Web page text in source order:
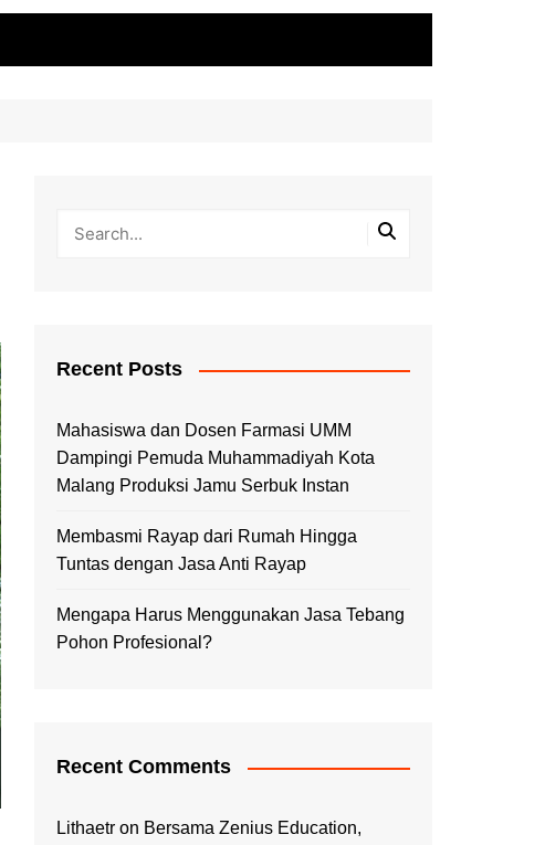
Recent Posts
Mahasiswa dan Dosen Farmasi UMM
Dampingi Pemuda Muhammadiyah Kota
Malang Produksi Jamu Serbuk Instan
Membasmi Rayap dari Rumah Hingga
Tuntas dengan Jasa Anti Rayap
Mengapa Harus Menggunakan Jasa Tebang
Pohon Profesional?
Recent Comments
Lithaetr on Bersama Zenius Education,